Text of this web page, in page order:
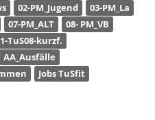
02-PM_Jugend
03-PM_La
07-PM_ALT
08- PM_VB
TuS08-kurzf.
AA_Ausfälle
Jobs TuSfit